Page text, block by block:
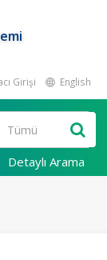
Girişi English
Detaylı Arama